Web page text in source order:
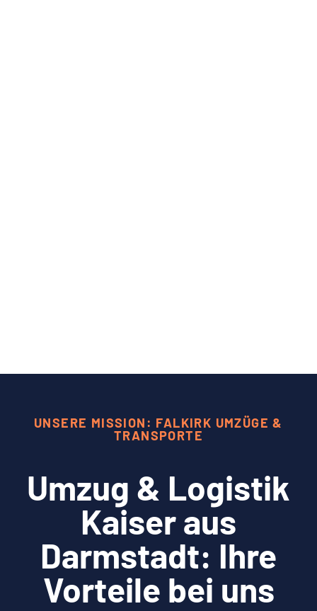
UNSERE MISSION: FALKIRK UMZÜGE &
TRANSPORTE
Umzug & Logistik
Kaiser aus
Darmstadt: Ihre
Vorteile bei uns